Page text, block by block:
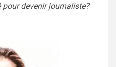
pour devenir journaliste?